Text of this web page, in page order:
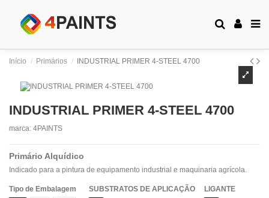
Início Primários INDUSTRIAL PRIMER 4-STEEL 4700
INDUSTRIAL PRIMER 4-STEEL 4700
marca: 4PAINTS
Primário Alquídico
Indicado para a pintura de equipamento industrial e maquinaria agrícola.
Tipo de Embalagem
SUBSTRATOS DE APLICAÇÃO
LIGANTE